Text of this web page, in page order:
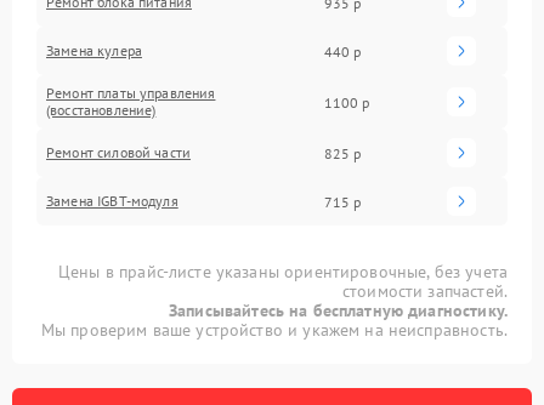
Замена кулера 440 р
Ремонт платы управления
(восстановление)
1100 р
Ремонт силовой части 825 р
Замена IGBT-модуля 715 р
Цены в прайс-листе указаны ориентировочные, без учета
стоимости запчастей.
Записывайтесь на бесплатную диагностику.
Мы проверим ваше устройство и укажем на неисправность.